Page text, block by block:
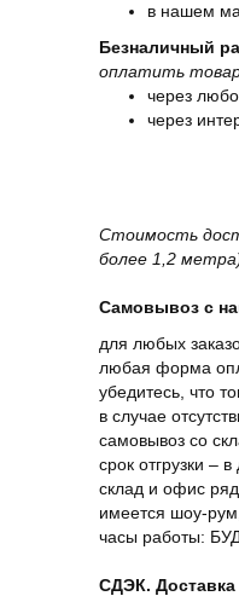
в нашем
Безналичный
оплатить
через
через
Стоимость
более 1,2
Самовывоз с
для любых
любая форма
убедитесь, что
в случае
самовывоз со
срок отгрузки –
склад и офис
имеется шоу-
часы работы:
СДЭК.